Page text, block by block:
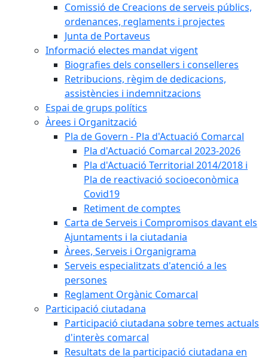
Comissió de Creacions de serveis públics,
ordenances, reglaments i projectes
Junta de Portaveus
Informació electes mandat vigent
Biografies dels consellers i conselleres
Retribucions, règim de dedicacions,
assistències i indemnitzacions
Espai de grups polítics
Àrees i Organització
Pla de Govern - Pla d'Actuació Comarcal
Pla d'Actuació Comarcal 2023-2026
Pla d'Actuació Territorial 2014/2018 i
Pla de reactivació socioeconòmica
Covid19
Retiment de comptes
Carta de Serveis i Compromisos davant els
Ajuntaments i la ciutadania
Àrees, Serveis i Organigrama
Serveis especialitzats d'atenció a les
persones
Reglament Orgànic Comarcal
Participació ciutadana
Participació ciutadana sobre temes actuals
d'interès comarcal
Resultats de la participació ciutadana en